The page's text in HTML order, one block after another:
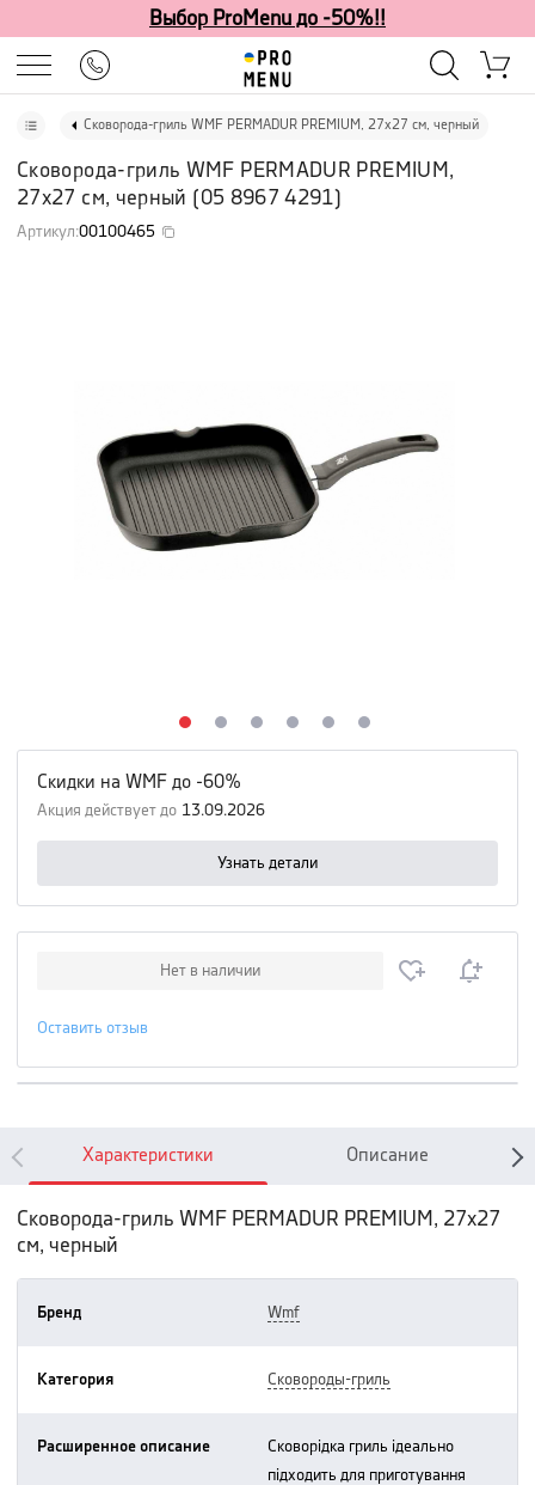
Выбор ProMenu до -50%!!
Сковорода-гриль WMF PERMADUR PREMIUM, 27х27 см, черный
Сковорода-гриль WMF PERMADUR PREMIUM,
27х27 см, черный (05 8967 4291)
Артикул:00100465
Скидки на WMF до -60%
Акция действует до 13.09.2026
Узнать детали
Нет в наличии
Оставить отзыв
Характеристики Описание
Сковорода-гриль WMF PERMADUR PREMIUM, 27х27
см, черный
Бренд wmf
Категория сковороды-гриль
Расширенное описание
сковорідка гриль ідеально
підходить для приготування